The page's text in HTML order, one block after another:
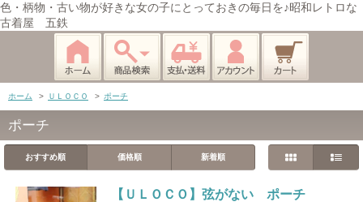
色・柄物・古い物が好きな女の子にとっておきの毎日を♪昭和レトロな
古着屋 五鉄
ホーム > ＵＬＯＣＯ > ポーチ
ポーチ
おすすめ順 価格順 新着順
【ＵＬＯＣＯ】弦がない ポーチ